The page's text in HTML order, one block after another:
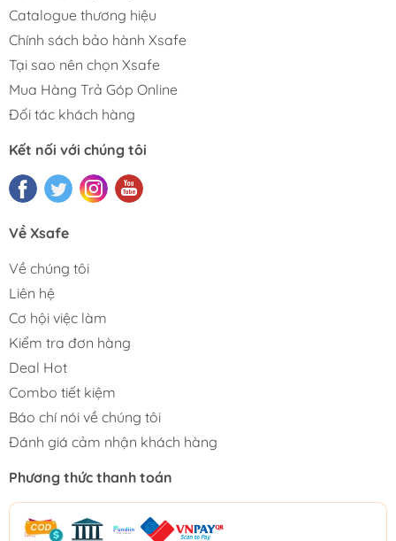
Catalogue thương hiệu
Chính sách bảo hành Xsafe
Tại sao nên chọn Xsafe
Mua Hàng Trả Góp Online
Đối tác khách hàng
Kết nối với chúng tôi
Về Xsafe
Về chúng tôi
Liên hệ
Cơ hội việc làm
Kiểm tra đơn hàng
Deal Hot
Combo tiết kiệm
Báo chí nói về chúng tôi
Đánh giá cảm nhận khách hàng
Phương thức thanh toán